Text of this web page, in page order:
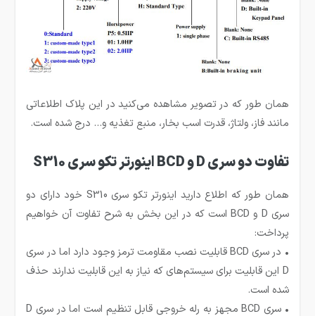
همان طور که در تصویر مشاهده می‌کنید در این پلاک اطلاعاتی
مانند فاز، ولتاژ، قدرت اسب بخار، منبع تغذیه و… درج شده است.
تفاوت دو سری D و BCD اینورتر تکو سری S310
همان طور که اطلاع دارید اینورتر تکو سری S310 خود دارای دو
سری D و BCD است که در این بخش به شرح تفاوت آن خواهیم
پرداخت:
• در سری BCD قابلیت نصب مقاومت ترمز وجود دارد اما در سری
D این قابلیت برای سیستم‌های که نیاز به این قابلیت ندارند حذف
شده است.
• سری BCD مجهز به رله خروجی قابل تنظیم است اما در سری D